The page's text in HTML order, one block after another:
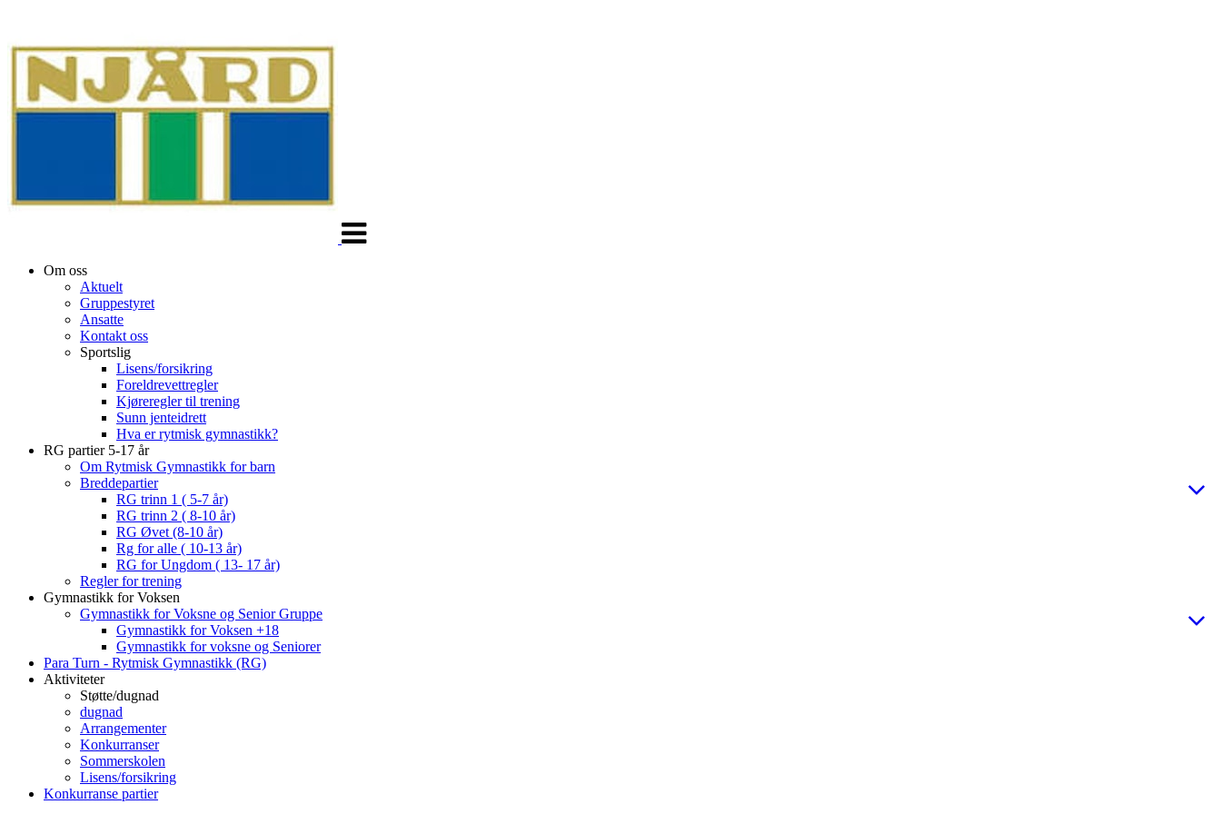
Om oss
Aktuelt
Gruppestyret
Ansatte
Kontakt oss
Sportslig
Lisens/forsikring
Foreldrevettregler
Kjøreregler til trening
Sunn jenteidrett
Hva er rytmisk gymnastikk?
RG partier 5-17 år
Om Rytmisk Gymnastikk for barn
Breddepartier
RG trinn 1 ( 5-7 år)
RG trinn 2 ( 8-10 år)
RG Øvet (8-10 år)
Rg for alle ( 10-13 år)
RG for Ungdom ( 13- 17 år)
Regler for trening
Gymnastikk for Voksen
Gymnastikk for Voksne og Senior Gruppe
Gymnastikk for Voksen +18
Gymnastikk for voksne og Seniorer
Para Turn - Rytmisk Gymnastikk (RG)
Aktiviteter
Støtte/dugnad
dugnad
Arrangementer
Konkurranser
Sommerskolen
Lisens/forsikring
Konkurranse partier